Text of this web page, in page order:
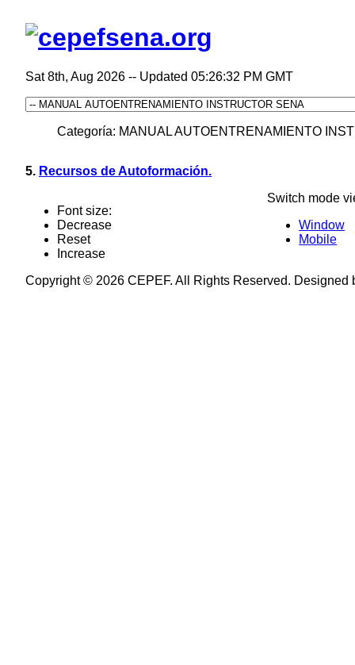
Sat 8th, Aug 2026 -- Updated 05:26:32 PM GMT
Categoría: MANUAL AUTOENTRENAMIENTO
5. Recursos de Autoformación.
Font size:
Decrease
Reset
Increase
Switch mode
Window
Mobile
Copyright © 2026 CEPEF. All Rights Reserved. Designed